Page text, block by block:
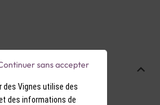
:
et équilibrée, mêlant
du sucre et chaleur de
et gourmande.
Vins
des Vignes utilise des
des informations de
sans accepter